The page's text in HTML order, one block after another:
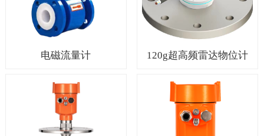
电磁流量计 120g超高频雷达物位计